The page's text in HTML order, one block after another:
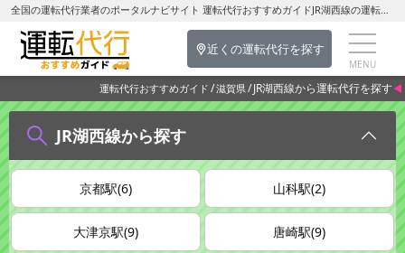
全国の運転代行業者のポータルナビサイト 運転代行おすすめガイドJR湖西線の運転代行を探す-滋賀県の運転代行
近くの運転代行を探す
運転代行おすすめガイド 滋賀県 JR湖西線から運転代行を探す
JR湖西線から探す
京都駅(6) 山科駅(2)
大津京駅(9) 唐崎駅(9)